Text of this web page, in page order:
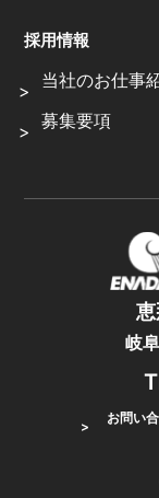
採用情報
当社のお仕事
募集要項
岐
お問い